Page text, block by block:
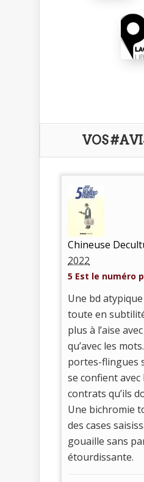
VOS
Chineuse
2022
5 Est le numéro
Une bd
toute en
plus à l’aise
qu’avec les
portes-flingues
se confient
contrats qu’ils
Une bichromie
des cases
gouaille sans
étourdissante.